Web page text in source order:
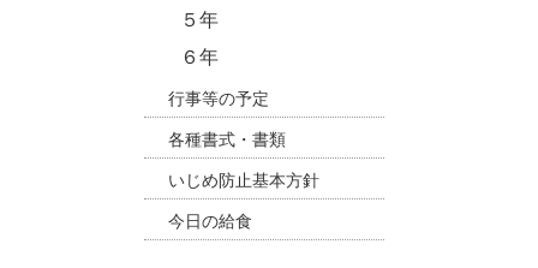
５年
６年
行事等の予定
各種書式・書類
いじめ防止基本方針
今日の給食